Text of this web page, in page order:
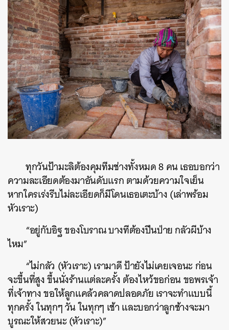
ทุกวันป้ามะลิต้องคุมทีมช่างทั้งหมด 8 คน เธอบอกว่า
ความละเอียดต้องมาอันดับแรก ตามด้วยความใจเย็น
หากใครเร่งรีบไม่ละเอียดก็มีโดนเธอเตะบ้าง (เล่าพร้อม
หัวเราะ)
“อยู่กับอิฐ ของโบราณ บางทีต้องปีนป่าย กลัวผีบ้าง
ไหม”
“ไม่กลัว (หัวเราะ) เรามาดี ป้ายังไม่เคยเจอนะ ก่อน
จะขึ้นที่สูง ขึ้นนั่งร้านแต่ละครั้ง ต้องไหว้ขอก่อน ขอพรเจ้า
ที่เจ้าทาง ขอให้ลูกแคล้วคลาดปลอดภัย เราจะทำแบบนี้
ทุกครั้ง ในทุกๆ วัน ในทุกๆ เช้า และบอกว่าลูกช้างจะมา
บูรณะให้สวยนะ (หัวเราะ)”